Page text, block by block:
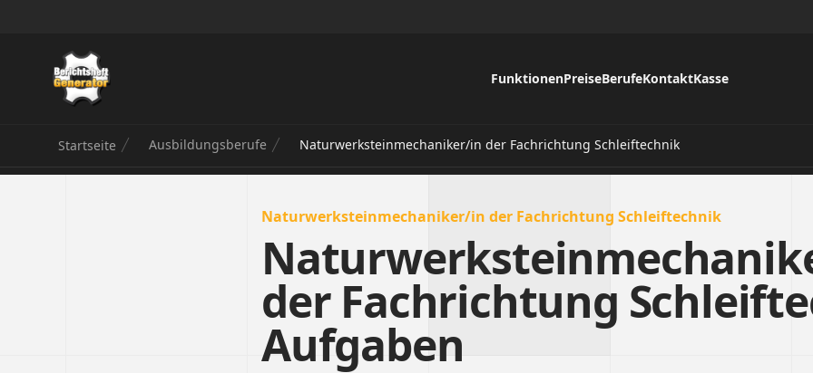
Berichtsheft Generator
FunktionenPreiseBerufeKontaktKasse
Startseite Ausbildungsberufe Naturwerksteinmechaniker/in der Fachrichtung Schleiftechnik
Naturwerksteinmechaniker/in der Fachrichtung Schleiftechnik
der Fachrichtung
Aufgaben